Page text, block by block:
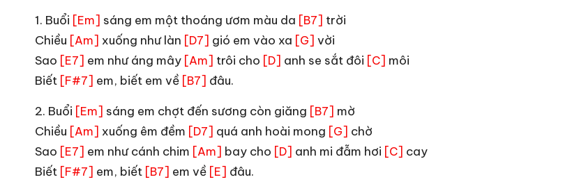
1. Buổi [Em] sáng em một thoáng ươm màu da [B7] trời
Chiều [Am] xuống như làn [D7] gió em vào xa [G] vời
Sao [E7] em như áng mây [Am] trôi cho [D] anh se sắt đôi [C] môi
Biết [F#7] em, biết em về [B7] đâu.
2. Buổi [Em] sáng em chợt đến sương còn giăng [B7] mờ
Chiều [Am] xuống êm đềm [D7] quá anh hoài mong [G] chờ
Sao [E7] em như cánh chim [Am] bay cho [D] anh mi đẫm hơi [C] cay
Biết [F#7] em, biết [B7] em về [E] đâu.